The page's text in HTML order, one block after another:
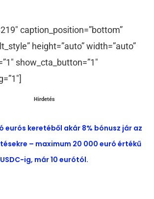
caption_position=”bottom”
height=”auto” width=”auto”
show_cta_button=”1″
Hirdetés
eurós keretéből akár 8% bónusz jár az
– maximum 20 000 euró értékű
USDC-ig, már 10 eurótól.